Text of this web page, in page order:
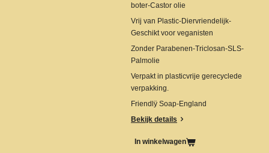
boter-Castor olie
Vrij van Plastic-Diervriendelijk-
Geschikt voor veganisten
Zonder Parabenen-Triclosan-SLS-
Palmolie
Verpakt in plasticvrije gerecyclede
verpakking.
Friendlÿ Soap-England
Bekijk details
In winkelwagen